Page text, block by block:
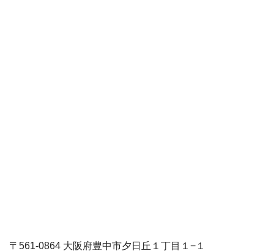
〒561-0864 大阪府豊中市夕日丘１丁目１−１